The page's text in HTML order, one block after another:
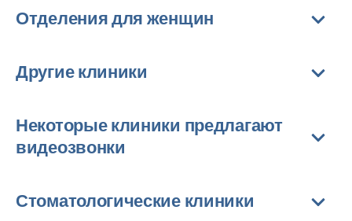
Отделения для женщин
Другие клиники
Некоторые клиники предлагают
видеозвонки
Стоматологические клиники